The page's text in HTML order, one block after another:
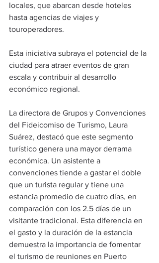
locales, que abarcan desde hoteles
hasta agencias de viajes y
touroperadores.
Esta iniciativa subraya el potencial de la
ciudad para atraer eventos de gran
escala y contribuir al desarrollo
económico regional.
La directora de Grupos y Convenciones
del Fideicomiso de Turismo, Laura
Suárez, destacó que este segmento
turístico genera una mayor derrama
económica. Un asistente a
convenciones tiende a gastar el doble
que un turista regular y tiene una
estancia promedio de cuatro días, en
comparación con los 2.5 días de un
visitante tradicional. Esta diferencia en
el gasto y la duración de la estancia
demuestra la importancia de fomentar
el turismo de reuniones en Puerto